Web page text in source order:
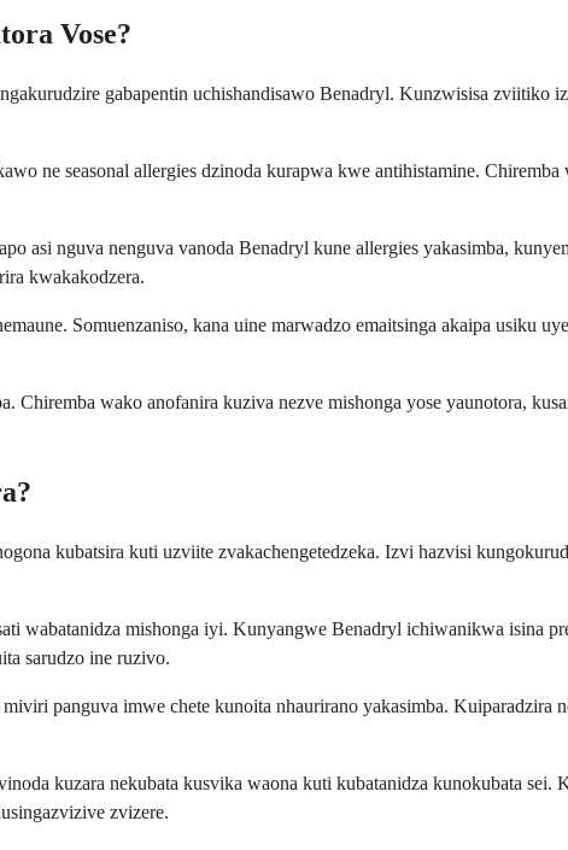
Vose?
gabapentin uchishandisawo Benadryl. Kunzwisisa zviitiko
ne seasonal allergies dzinoda kurapwa kwe antihistamine.
asi nguva nenguva vanoda Benadryl kune allergies yakasimba,
kwakakodzera.
Somuenzaniso, kana uine marwadzo emaitsinga akaipa usiku
Chiremba wako anofanira kuziva nezve mishonga yose yaunotora,
kubatsira kuti uzviite zvakachengetedzeka. Izvi hazvisi
wabatanidza mishonga iyi. Kunyangwe Benadryl ichiwanikwa isina
sarudzo ine ruzivo.
panguva imwe chete kunoita nhaurirano yakasimba. Kuiparadzira
kuzara nekubata kusvika waona kuti kubatanidza kunokubata
zvizere.